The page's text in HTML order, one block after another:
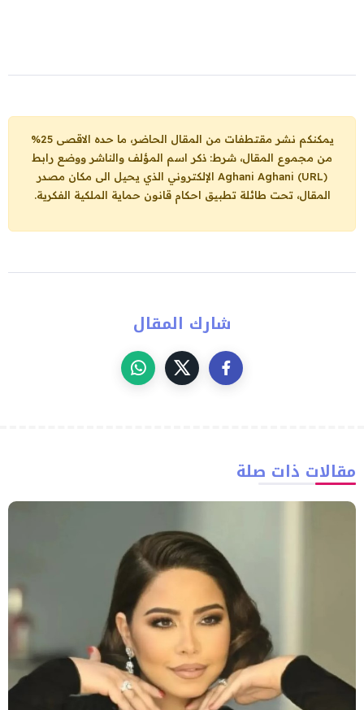
يمكنكم نشر مقتطفات من المقال الحاضر، ما حده الاقصى 25%
من مجموع المقال، شرط: ذكر اسم المؤلف والناشر ووضع رابط
Aghani Aghani (URL) الإلكتروني الذي يحيل الى مكان مصدر
المقال، تحت طائلة تطبيق احكام قانون حماية الملكية الفكرية.
شارك المقال
مقالات ذات صلة